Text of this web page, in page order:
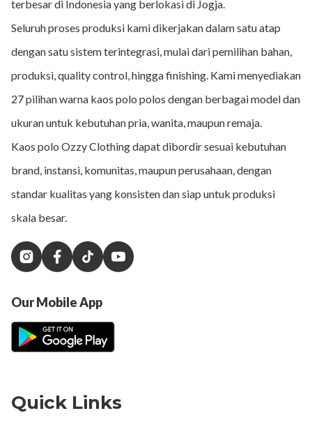
terbesar di Indonesia yang berlokasi di Jogja.
Seluruh proses produksi kami dikerjakan dalam satu atap
dengan satu sistem terintegrasi, mulai dari pemilihan bahan,
produksi, quality control, hingga finishing. Kami menyediakan
27 pilihan warna kaos polo polos dengan berbagai model dan
ukuran untuk kebutuhan pria, wanita, maupun remaja.
Kaos polo Ozzy Clothing dapat dibordir sesuai kebutuhan
brand, instansi, komunitas, maupun perusahaan, dengan
standar kualitas yang konsisten dan siap untuk produksi
skala besar.
Our Mobile App
Quick Links